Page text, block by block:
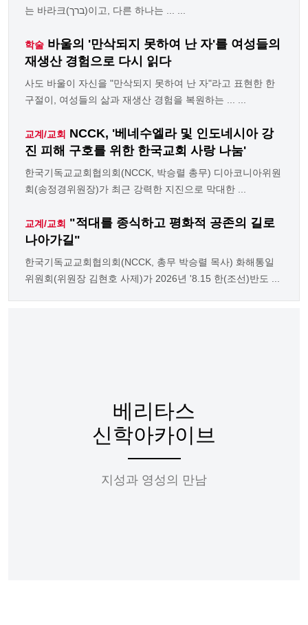
는 바라크(ברך)이고, 다른 하나는 ... ...
학술 바울의 '만삭되지 못하여 난 자'를 여성들의
재생산 경험으로 다시 읽다
사도 바울이 자신을 "만삭되지 못하여 난 자"라고 표현한 한
구절이, 여성들의 삶과 재생산 경험을 복원하는 ... ...
교계/교회 NCCK, '베네수엘라 및 인도네시아 강
진 피해 구호를 위한 한국교회 사랑 나눔'
한국기독교교회협의회(NCCK, 박승렬 총무) 디아코니아위원
회(송정경위원장)가 최근 강력한 지진으로 막대한 ...
교계/교회 "적대를 종식하고 평화적 공존의 길로
나아가길"
한국기독교교회협의회(NCCK, 총무 박승렬 목사) 화해통일
위원회(위원장 김현호 사제)가 2026년 '8.15 한(조선)반도 ...
베리타스
신학아카이브
지성과 영성의 만남